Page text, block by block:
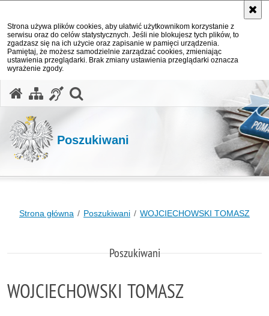
Strona używa plików cookies, aby ułatwić użytkownikom korzystanie z
serwisu oraz do celów statystycznych. Jeśli nie blokujesz tych plików, to
zgadzasz się na ich użycie oraz zapisanie w pamięci urządzenia.
Pamiętaj, że możesz samodzielnie zarządzać cookies, zmieniając
ustawienia przeglądarki. Brak zmiany ustawienia przeglądarki oznacza
wyrażenie zgody.
Poszukiwani
Strona główna Poszukiwani WOJCIECHOWSKI TOMASZ
Poszukiwani
WOJCIECHOWSKI TOMASZ